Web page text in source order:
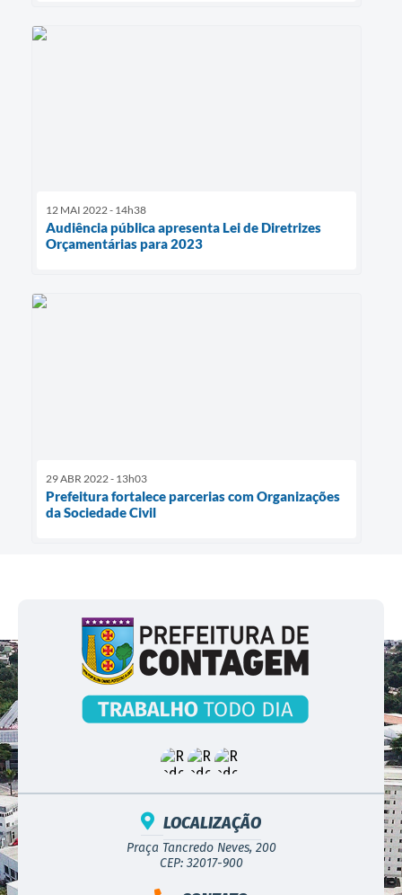
12 MAI 2022 - 14h38
Audiência pública apresenta Lei de Diretrizes
Orçamentárias para 2023
29 ABR 2022 - 13h03
Prefeitura fortalece parcerias com Organizações
da Sociedade Civil
LOCALIZAÇÃO
Praça Tancredo Neves, 200
CEP: 32017-900